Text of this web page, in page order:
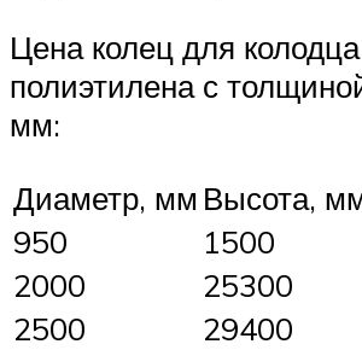
Цена колец для
полиэтилена с
мм:
Диаметр, мм Высота,
950
1500
2000
25300
2500
29400